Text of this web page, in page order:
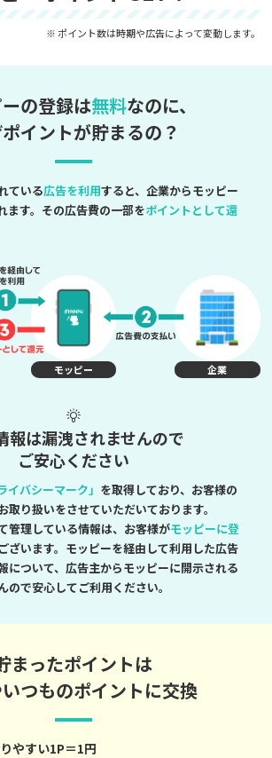
※ ポイント数は時期や広告によって変動します。
の登録は無料なのに、
イントが貯まるの？
ている広告を利用すると、企業からモッピー
ます。その広告費の一部をポイントとして還
モッピー 企業
報は漏洩されませんので
ご安心ください
イバシーマーク」 を取得しており、お客様の
取り扱いをさせていただいております。
管理している情報は、お客様がモッピーに登
ざいます。モッピーを経由して利用した広告
について、広告主からモッピーに開示される
ので安心してご利用ください。
まったポイントは
つものポイントに交換
やすい1P＝1円